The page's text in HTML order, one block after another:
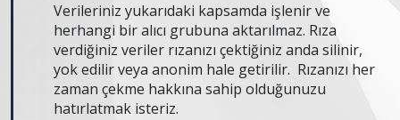
Verileriniz yukarıdaki kapsamda işlenir ve
herhangi bir alıcı grubuna aktarılmaz. Rıza
verdiğiniz veriler rızanızı çektiğiniz anda silinir,
yok edilir veya anonim hale getirilir. Rızanızı her
zaman çekme hakkına sahip olduğunuzu
hatırlatmak isteriz.